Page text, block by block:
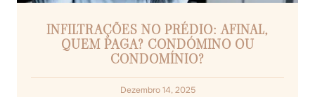
INFILTRAÇÕES NO PRÉDIO: AFINAL,
QUEM PAGA? CONDÓMINO OU
CONDOMÍNIO?
Dezembro 14, 2025